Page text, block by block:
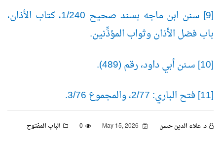
[9] سنن ابن ماجه بسند صحيح 1/240، كتاب الأذان،
باب فضل الأذان وثواب المؤذِّنين.
[10] سـنن أبي داود، رقم (489).
[11] فتح الباري: 2/77، والمجموع 3/76.
د. علاء الدين حسن 0 الباب المفتوح